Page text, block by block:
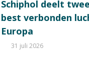
Schiphol deelt
best verbonden
Europa
31 juli 2026